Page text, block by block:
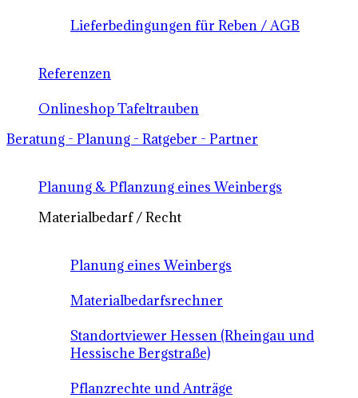
Lieferbedingungen für Reben / AGB
Referenzen
Onlineshop Tafeltrauben
Beratung - Planung - Ratgeber - Partner
Planung & Pflanzung eines Weinbergs
Materialbedarf / Recht
Planung eines Weinbergs
Materialbedarfsrechner
Standortviewer Hessen (Rheingau und
Hessische Bergstraße)
Pflanzrechte und Anträge